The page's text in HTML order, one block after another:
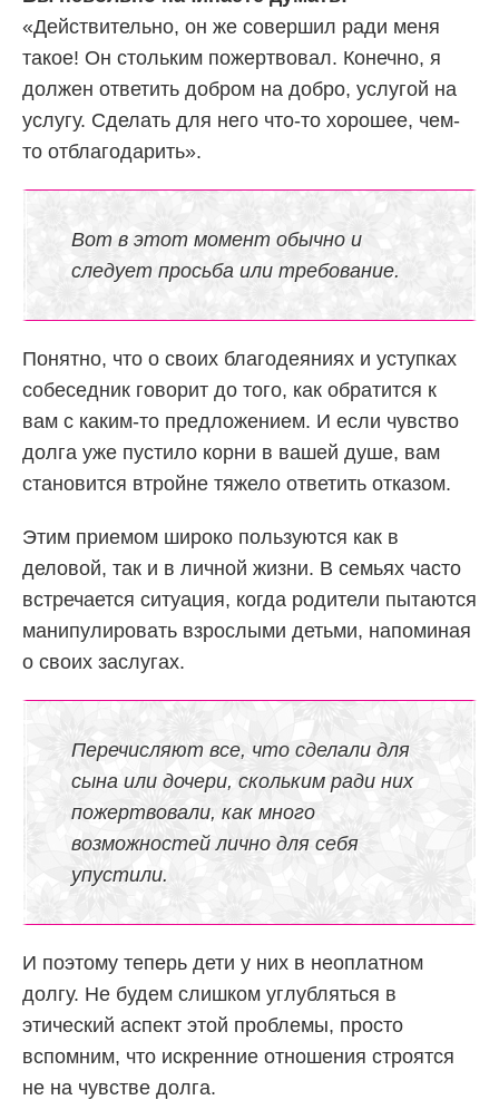
«Действительно, он же совершил ради меня
такое! Он стольким пожертвовал. Конечно, я
должен ответить добром на добро, услугой на
услугу. Сделать для него что-то хорошее, чем-
то отблагодарить».
Вот в этот момент обычно и
следует просьба или требование.
Понятно, что о своих благодеяниях и уступках
собеседник говорит до того, как обратится к
вам с каким-то предложением. И если чувство
долга уже пустило корни в вашей душе, вам
становится втройне тяжело ответить отказом.
Этим приемом широко пользуются как в
деловой, так и в личной жизни. В семьях часто
встречается ситуация, когда родители пытаются
манипулировать взрослыми детьми, напоминая
о своих заслугах.
Перечисляют все, что сделали для
сына или дочери, скольким ради них
пожертвовали, как много
возможностей лично для себя
упустили.
И поэтому теперь дети у них в неоплатном
долгу. Не будем слишком углубляться в
этический аспект этой проблемы, просто
вспомним, что искренние отношения строятся
не на чувстве долга.